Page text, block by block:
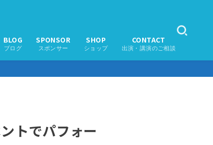
BLOG
ブログ
SPONSOR
スポンサー
SHOP
ショップ
CONTACT
出演・講演のご相談
トでパフォー